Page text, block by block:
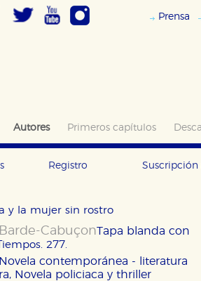
Prensa
Autores Primeros capítulos
Registro Suscripción
y la mujer sin rostro
Cabuçon
277.
Tapa blanda con
Novela contemporánea - literatura
Novela policiaca y thriller